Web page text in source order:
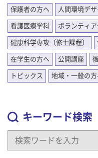
保護者の方へ 人間環境デ
看護医療学科 ボランティ
健康科学専攻（修士課程）
在学生の方へ 公開講座
トピックス 地域・一般の方
キーワード検索